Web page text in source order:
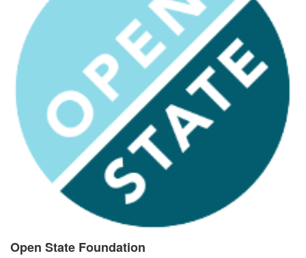
Open State Foundation